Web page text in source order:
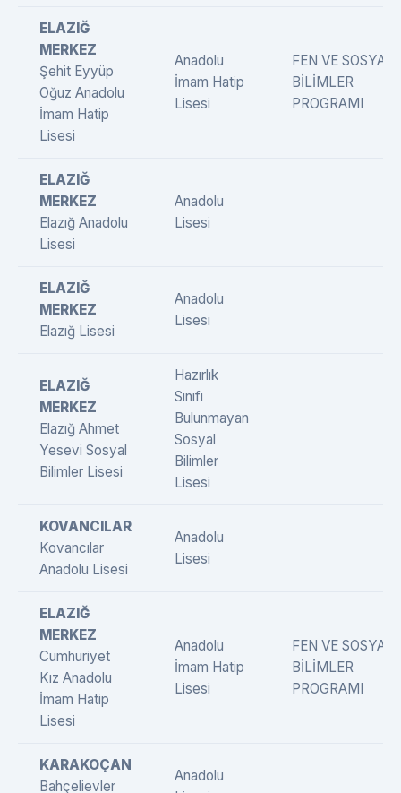
ELAZIĞ
MERKEZ
Şehit Eyyüp
Oğuz Anadolu
İmam Hatip
Lisesi
Anadolu
İmam Hatip
Lisesi
FEN VE SOSYAL
BİLİMLER
PROGRAMI
ELAZIĞ
MERKEZ
Elazığ Anadolu
Lisesi
Anadolu
Lisesi
ELAZIĞ
MERKEZ
Elazığ Lisesi
Anadolu
Lisesi
ELAZIĞ
MERKEZ
Elazığ Ahmet
Yesevi Sosyal
Bilimler Lisesi
Hazırlık
Sınıfı
Bulunmayan
Sosyal
Bilimler
Lisesi
KOVANCILAR
Kovancılar
Anadolu Lisesi
Anadolu
Lisesi
ELAZIĞ
MERKEZ
Cumhuriyet
Kız Anadolu
İmam Hatip
Lisesi
Anadolu
İmam Hatip
Lisesi
FEN VE SOSYAL
BİLİMLER
PROGRAMI
KARAKOÇAN
Bahçelievler
Anadolu